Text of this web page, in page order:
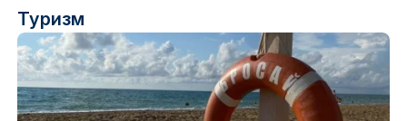
Туризм